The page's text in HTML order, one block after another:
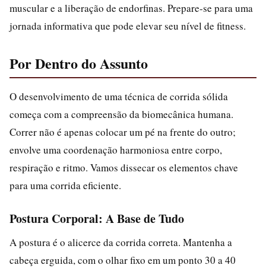
muscular e a liberação de endorfinas. Prepare-se para uma
jornada informativa que pode elevar seu nível de fitness.
Por Dentro do Assunto
O desenvolvimento de uma técnica de corrida sólida
começa com a compreensão da biomecânica humana.
Correr não é apenas colocar um pé na frente do outro;
envolve uma coordenação harmoniosa entre corpo,
respiração e ritmo. Vamos dissecar os elementos chave
para uma corrida eficiente.
Postura Corporal: A Base de Tudo
A postura é o alicerce da corrida correta. Mantenha a
cabeça erguida, com o olhar fixo em um ponto 30 a 40